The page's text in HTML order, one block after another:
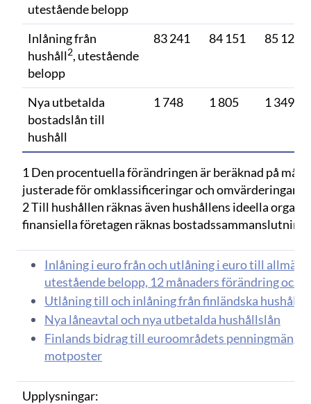
utestående belopp
Inlåning från
hushåll2, utestående
belopp
83 241 84 151 85 128
Nya utbetalda
bostadslån till
hushåll
1 748 1 805 1 349
1 Den procentuella förändringen är beräknad på
justerade för omklassificeringar och omvärderingar.
2 Till hushållen räknas även hushållens ideella
finansiella företagen räknas
Inlåning i euro från och utlåning i euro till
utestående belopp, 12 månaders förändring och
Utlåning till och inlåning från finländska hushåll i
Nya låneavtal och nya utbetalda hushållslån
Finlands bidrag till euroområdets
motposter
Upplysningar: